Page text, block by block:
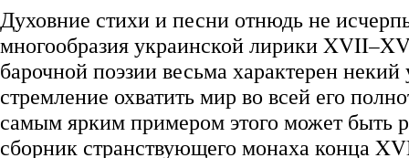
Духовние стихи и песни отнюдь не
многообразия украинской лирики
барочной поэзии весьма характерен
стремление охватить мир во всей его
самым ярким примером этого может быть
сборник странствующего монаха конца